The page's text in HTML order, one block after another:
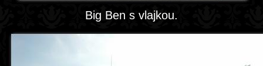
Big Ben s vlajkou.